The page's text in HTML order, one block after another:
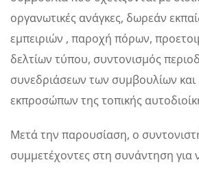
οργανωτικές ανάγκες, δωρεάν
εμπειριών , παροχή πόρων,
δελτίων τύπου, συντονισμός
συνεδριάσεων των συμβουλίων
εκπροσώπων της τοπικής
Μετά την παρουσίαση, ο
συμμετέχοντες στη συνάντηση για